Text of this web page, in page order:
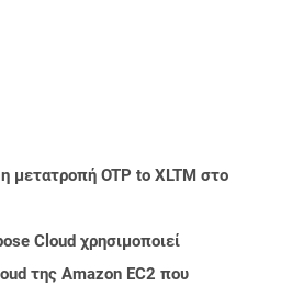
μετατροπή OTP to XLTM στο
Cloud χρησιμοποιεί
της Amazon EC2 που